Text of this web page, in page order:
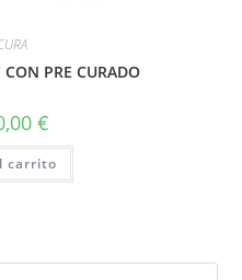
PRE CURADO
€
carrito